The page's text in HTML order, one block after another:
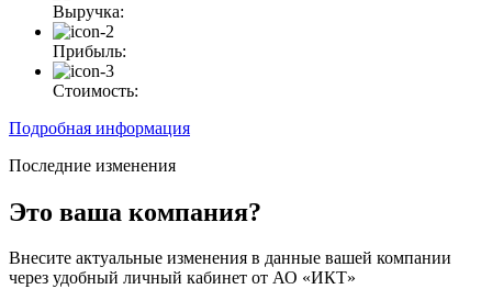
Выручка:
Прибыль:
Стоимость:
Подробная информация
Последние изменения
Это ваша компания?
Внесите актуальные изменения в данные вашей компании
через удобный личный кабинет от АО «ИКТ»